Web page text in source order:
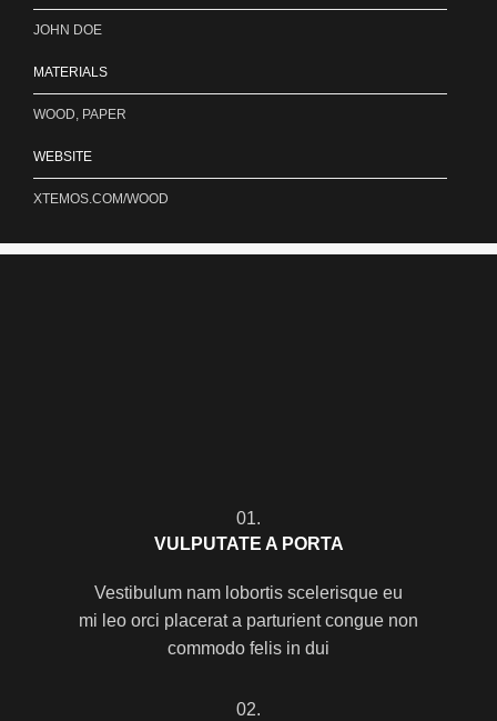
JOHN DOE
MATERIALS
WOOD, PAPER
WEBSITE
XTEMOS.COM/WOOD
01.
VULPUTATE A PORTA
Vestibulum nam lobortis scelerisque eu
mi leo orci placerat a parturient congue non
commodo felis in dui
02.